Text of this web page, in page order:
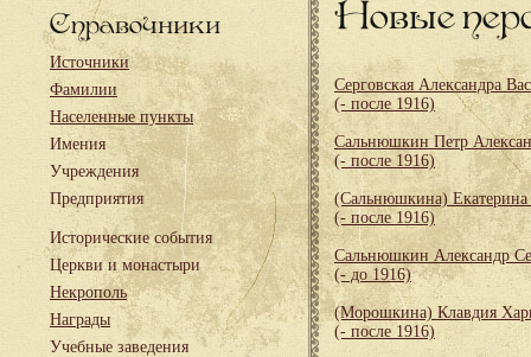
Справочники
Источники
Фамилии
Населенные пункты
Имения
Учреждения
Предприятия
Исторические события
Церкви и монастыри
Некрополь
Награды
Учебные заведения
Новые
Серговская Александра
(- после 1916)
Сальнюшкин Петр
(- после 1916)
(Сальнюшкина) Екатерина
(- после 1916)
Сальнюшкин Александр
(- до 1916)
(Морошкина) Клавдия
(- после 1916)